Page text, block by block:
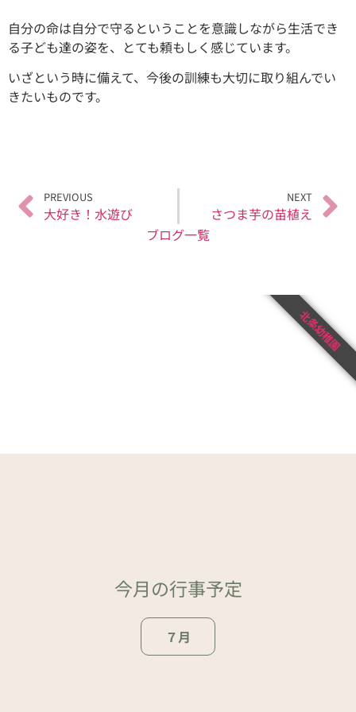
自分の命は自分で守るということを意識しながら生活でき
る子ども達の姿を、とても頼もしく感じています。
いざという時に備えて、今後の訓練も大切に取り組んでい
きたいものです。
PREVIOUS
大好き！水遊び
NEXT
さつま芋の苗植え
ブログ一覧
今月の行事予定
７月
北条幼稚園